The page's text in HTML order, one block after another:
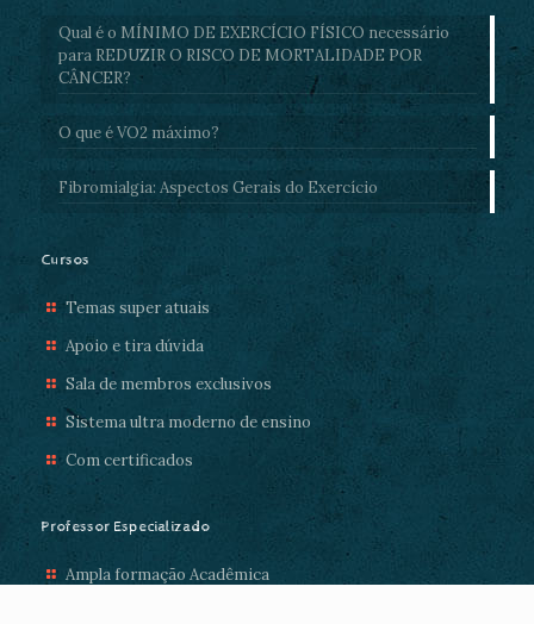
Qual é o MÍNIMO DE EXERCÍCIO FÍSICO necessário
para REDUZIR O RISCO DE MORTALIDADE POR
CÂNCER?
O que é VO2 máximo?
Fibromialgia: Aspectos Gerais do Exercício
Cursos
Temas super atuais
Apoio e tira dúvida
Sala de membros exclusivos
Sistema ultra moderno de ensino
Com certificados
Professor Especializado
Ampla formação Acadêmica